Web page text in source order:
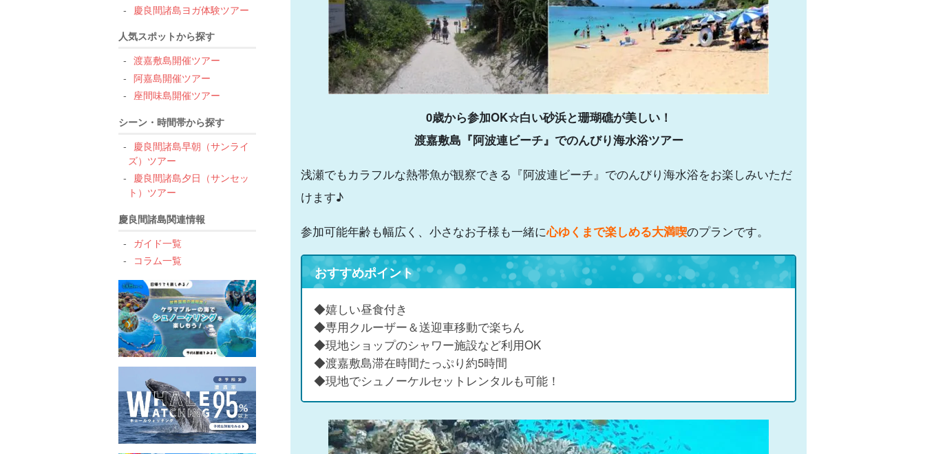
慶良間諸島ヨガ体験ツアー
人気スポットから探す
渡嘉敷島開催ツアー
阿嘉島開催ツアー
座間味島開催ツアー
シーン・時間帯から探す
慶良間諸島早朝（サンライ
ズ）ツアー
慶良間諸島夕日（サンセッ
ト）ツアー
慶良間諸島関連情報
ガイド一覧
コラム一覧
0歳から参加OK☆白い砂浜と珊瑚礁が美しい！
渡嘉敷島『阿波連ビーチ』でのんびり海水浴ツアー
浅瀬でもカラフルな熱帯魚が観察できる『阿波連ビーチ』でのんびり海水浴をお楽しみいただ
けます♪
参加可能年齢も幅広く、小さなお子様も一緒に心ゆくまで楽しめる大満喫のプランです。
おすすめポイント
◆嬉しい昼食付き
◆専用クルーザー＆送迎車移動で楽ちん
◆現地ショップのシャワー施設など利用OK
◆渡嘉敷島滞在時間たっぷり約5時間
◆現地でシュノーケルセットレンタルも可能！